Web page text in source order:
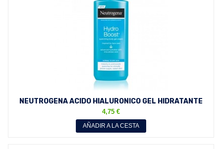
NEUTROGENA ACIDO HIALURONICO GEL HIDRATANTE
CORPORAL PIEL...
4,75 €
AÑADIR A LA CESTA